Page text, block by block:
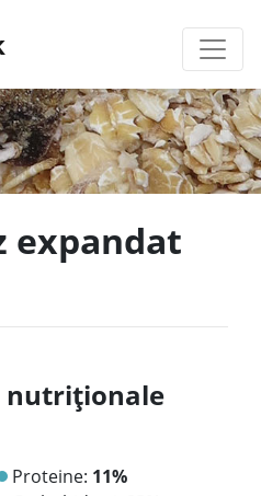
expandat
Proteine: 11%